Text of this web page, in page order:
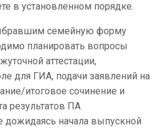
в установленном порядке.
семейную форму
планировать вопросы
аттестации,
для ГИА, подачи заявлений на
итоговое сочинение и
результатов ПА
дожидаясь начала выпускной